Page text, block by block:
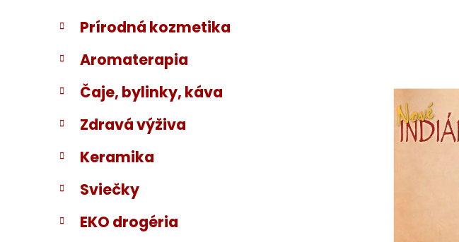
B
č
ý
a
n
e
l
Preskočiť
kategórie
K
a
t
e
ó
i
Prírodná kozmetika
Aromaterapia
Čaje, bylinky, káva
Zdravá výživa
Keramika
Sviečky
EKO drogéria